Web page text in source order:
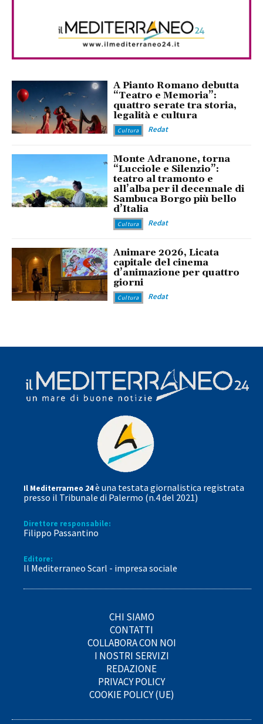
A Pianto Romano debutta
“Teatro e Memoria”:
quattro serate tra storia,
legalità e cultura
Cultura Redat
Monte Adranone, torna
“Lucciole e Silenzio”:
teatro al tramonto e
all’alba per il decennale di
Sambuca Borgo più bello
d’Italia
Cultura Redat
Animare 2026, Licata
capitale del cinema
d’animazione per quattro
giorni
Cultura Redat
Il Mediterrarneo 24è una testata giornalistica registrata
presso il Tribunale di Palermo (n.4 del 2021)
Direttore responsabile:
Filippo Passantino
Editore:
Il Mediterraneo Scarl - impresa sociale
CHI SIAMO
CONTATTI
COLLABORA CON NOI
I NOSTRI SERVIZI
REDAZIONE
PRIVACY POLICY
COOKIE POLICY (UE)